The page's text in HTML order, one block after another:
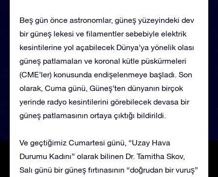
Beş gün önce astronomlar, güneş yüzeyindeki dev
bir güneş lekesi ve filamentler sebebiyle elektrik
kesintilerine yol açabilecek Dünya’ya yönelik olası
güneş patlamaları ve koronal kütle püskürmeleri
(CME’ler) konusunda endişelenmeye başladı. Son
olarak, Cuma günü, Güneş’ten dünyanın birçok
yerinde radyo kesintilerini görebilecek devasa bir
güneş patlamasının ortaya çıktığı bildirildi.
Ve geçtiğimiz Cumartesi günü, “Uzay Hava
Durumu Kadını” olarak bilinen Dr. Tamitha Skov,
Salı günü bir güneş fırtınasının “doğrudan bir vuruş”